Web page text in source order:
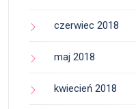
czerwiec 2018
maj 2018
kwiecień 2018